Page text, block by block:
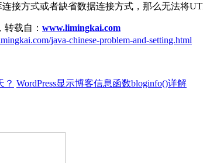
接方式或者缺省数据连接方式，那么无法将
载自： www.limingkai.com
java-chinese-problem-and-setting.html
？ WordPress显示博客信息函数bloginfo()详解